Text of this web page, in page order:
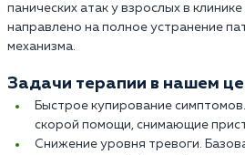
панических атак у взрослых в
направлено на полное устранение
механизма.
Задачи терапии в нашем
Быстрое купирование
скорой помощи, снимающие
Снижение уровня тревоги.